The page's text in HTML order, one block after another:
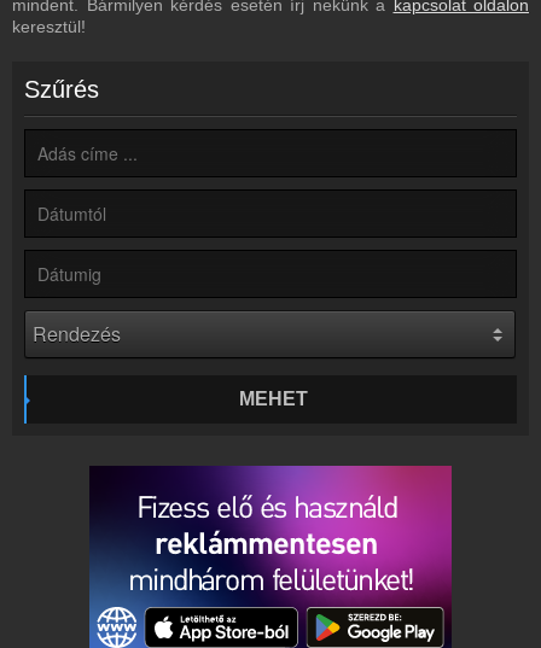
Műsorújság
Webkamera
Rádió 1 Eger - Gyöngyös - Hatvan webkamera, élőkép
Hírek
Rádió 1 Eger - Gyöngyös - Hatvan kapcsolatos hírek
Kapcsolat
Partnerek
Rádió beágyazás
Ágyazd be weboldaladba
Online rádió készítés
mindent. Bármilyen kérdés esetén írj nekünk a kapcsolat oldalon
keresztül!
Szűrés
MEHET